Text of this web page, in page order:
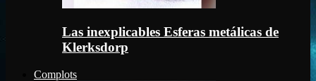
Las inexplicables Esferas metálicas de
Klerksdorp
Complots